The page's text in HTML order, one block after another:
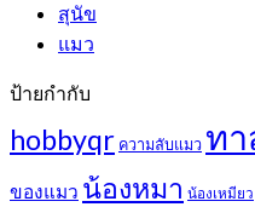
สุนัข
แมว
ป้ายกำกับ
hobbyqr ความลับแมว ท
ของแมว น้องหมา น้องเหมียว